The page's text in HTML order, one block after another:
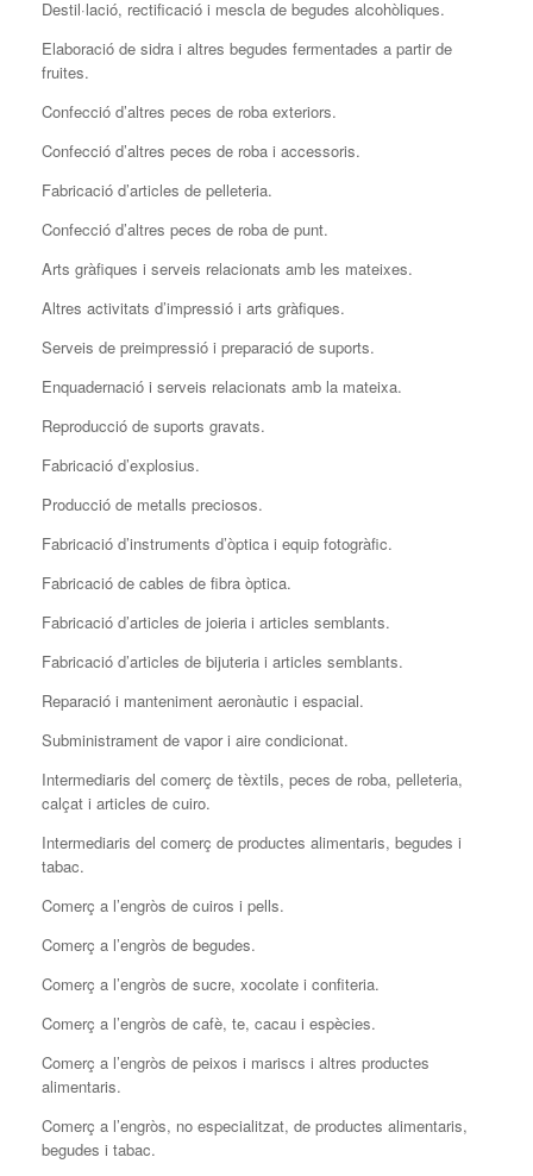
Destil·lació, rectificació i mescla de begudes alcohòliques.
Elaboració de sidra i altres begudes fermentades a partir de
fruites.
Confecció d’altres peces de roba exteriors.
Confecció d’altres peces de roba i accessoris.
Fabricació d’articles de pelleteria.
Confecció d’altres peces de roba de punt.
Arts gràfiques i serveis relacionats amb les mateixes.
Altres activitats d’impressió i arts gràfiques.
Serveis de preimpressió i preparació de suports.
Enquadernació i serveis relacionats amb la mateixa.
Reproducció de suports gravats.
Fabricació d’explosius.
Producció de metalls preciosos.
Fabricació d’instruments d’òptica i equip fotogràfic.
Fabricació de cables de fibra òptica.
Fabricació d’articles de joieria i articles semblants.
Fabricació d’articles de bijuteria i articles semblants.
Reparació i manteniment aeronàutic i espacial.
Subministrament de vapor i aire condicionat.
Intermediaris del comerç de tèxtils, peces de roba, pelleteria,
calçat i articles de cuiro.
Intermediaris del comerç de productes alimentaris, begudes i
tabac.
Comerç a l’engròs de cuiros i pells.
Comerç a l’engròs de begudes.
Comerç a l’engròs de sucre, xocolate i confiteria.
Comerç a l’engròs de cafè, te, cacau i espècies.
Comerç a l’engròs de peixos i mariscs i altres productes
alimentaris.
Comerç a l’engròs, no especialitzat, de productes alimentaris,
begudes i tabac.